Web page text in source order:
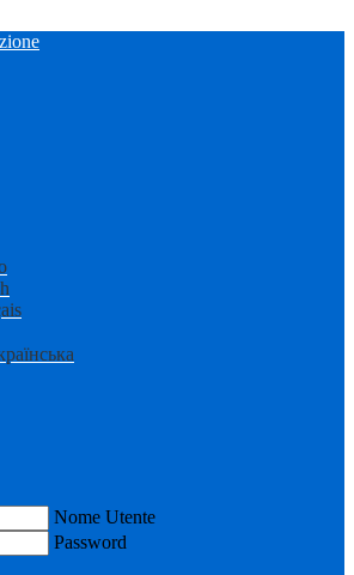
Nome Utente
Password